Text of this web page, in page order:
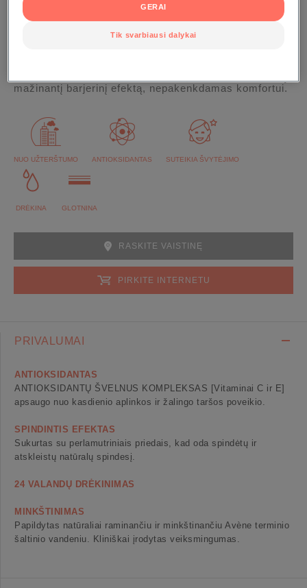
mažinantį barjerinį efektą, nepakenkdamas komfortui.
NUO UŽTERŠTUMO ANTIOKSIDANTAS SUTEIKIA ŠVYTĖJIMO
DRĖKINA GLOTNINA
RASKITE VAISTINĘ
PIRKITE INTERNETU
PRIVALUMAI
ANTIOKSIDANTAS
ANTIOKSIDANTŲ ŠVELNUS KOMPLEKSAS [Vitaminai C ir E]
apsaugo nuo kasdienio aplinkos ir žalingo taršos poveikio.
SPINDINTIS EFEKTAS
Sukurtas su perlamutriniais priedais, kad oda spindėtų ir
atskleistų natūralų spindesį.
24 VALANDŲ DRĖKINIMAS
MINKŠTINIMAS
Papildytas natūraliai raminančiu ir minkštinančiu Avène terminio
šaltinio vandeniu. Kliniškai įrodytas veiksmingumas.
Tik svarbiausi dalykai
GERAI